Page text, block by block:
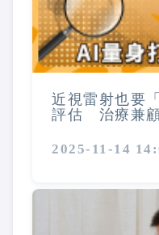
近視雷射也要
評估 治療兼
2025-11-14